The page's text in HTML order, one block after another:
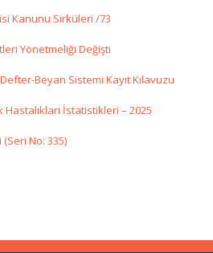
Kanunu Sirküleri /73
Yönetmeliği Değişti
Defter-Beyan Sistemi Kayıt Kılavuzu
Hastalıkları İstatistikleri – 2025
No: 335)